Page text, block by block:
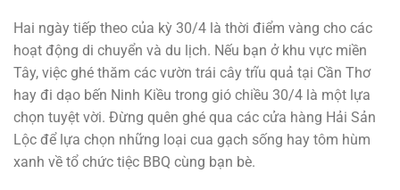
Hai ngày tiếp theo của kỳ 30/4 là thời điểm vàng cho các
hoạt động di chuyển và du lịch. Nếu bạn ở khu vực miền
Tây, việc ghé thăm các vườn trái cây trĩu quả tại Cần Thơ
hay đi dạo bến Ninh Kiều trong gió chiều 30/4 là một lựa
chọn tuyệt vời. Đừng quên ghé qua các cửa hàng Hải Sản
Lộc để lựa chọn những loại cua gạch sống hay tôm hùm
xanh về tổ chức tiệc BBQ cùng bạn bè.